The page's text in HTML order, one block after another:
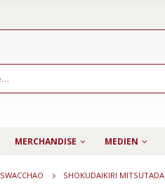
MERCHANDISE MEDIEN
SWACCHAO SHOKUDAIKIRI MITSUTADA